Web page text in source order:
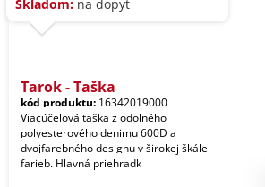
Skladom: na dopyt
Tarok - Taška
kód produktu: 16342019000
Viacúčelová taška z odolného
polyesterového denimu 600D a
dvojfarebného designu v širokej škále
farieb. Hlavná priehradk